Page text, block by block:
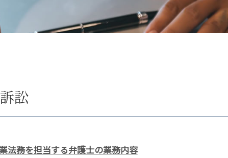
訟
法務を担当する弁護士の業務内容